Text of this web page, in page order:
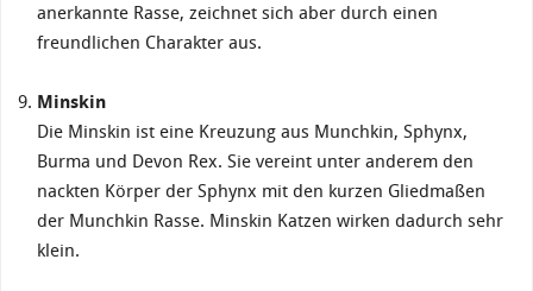
anerkannte Rasse, zeichnet sich aber durch einen
freundlichen Charakter aus.
Minskin
Die Minskin ist eine Kreuzung aus Munchkin, Sphynx,
Burma und Devon Rex. Sie vereint unter anderem den
nackten Körper der Sphynx mit den kurzen Gliedmaßen
der Munchkin Rasse. Minskin Katzen wirken dadurch sehr
klein.